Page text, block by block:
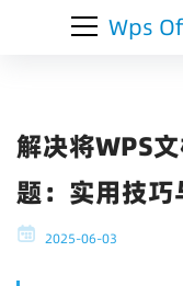
Wps
解决将WPS
题：实用技
2025-06-03